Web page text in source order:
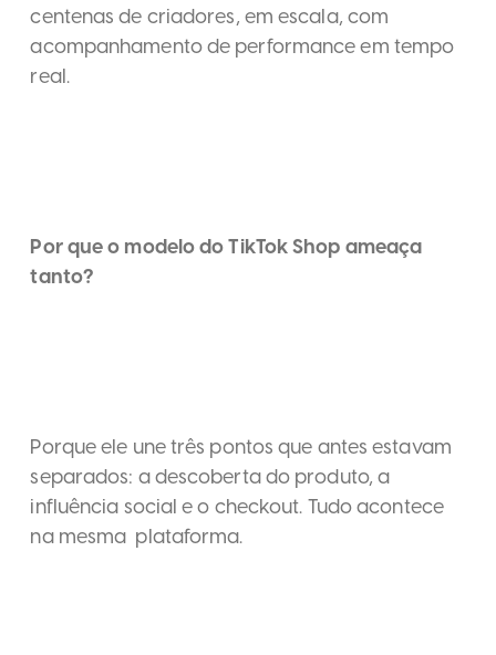
centenas de criadores, em escala, com
acompanhamento de performance em tempo
real.
Por que o modelo do TikTok Shop ameaça
tanto?
Porque ele une três pontos que antes estavam
separados: a descoberta do produto, a
influência social e o checkout. Tudo acontece
na mesma plataforma.